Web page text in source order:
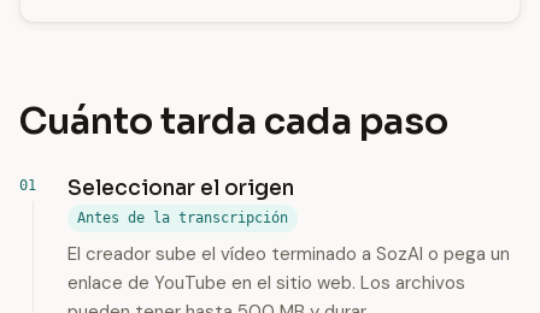
Cuánto tarda cada paso
Seleccionar el origen
Antes de la transcripción
El creador sube el vídeo terminado a SozAI o pega un
enlace de YouTube en el sitio web. Los archivos